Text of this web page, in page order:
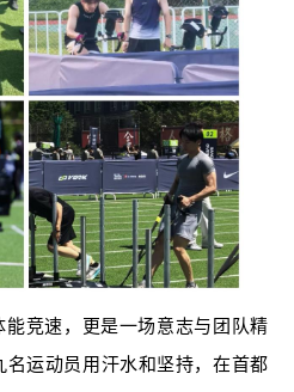
竞速，更是一场意志与团队精
运动员用汗水和坚持，在首都